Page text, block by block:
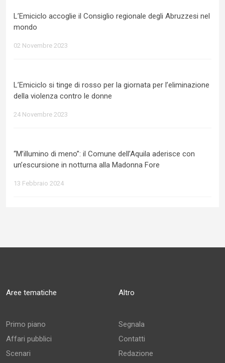
L’Emiciclo accoglie il Consiglio regionale degli Abruzzesi nel
mondo
02 Novembre 2023
L’Emiciclo si tinge di rosso per la giornata per l’eliminazione
della violenza contro le donne
24 Novembre 2023
“M’illumino di meno”: il Comune dell’Aquila aderisce con
un’escursione in notturna alla Madonna Fore
13 Febbraio 2024
Aree tematiche
Primo piano
Affari pubblici
Scenari
Altro
Segnala
Contatti
Redazione